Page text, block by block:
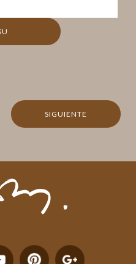
SIGUIENTE